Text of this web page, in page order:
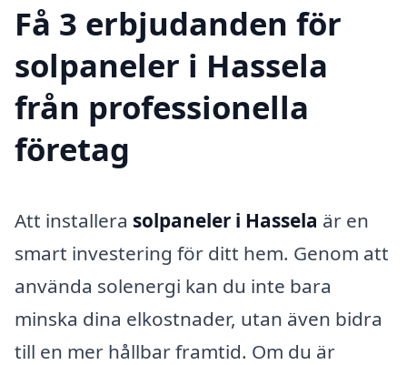
Få 3 erbjudanden för
solpaneler i Hassela
från professionella
företag
Att installera solpaneler i Hassela är en
smart investering för ditt hem. Genom att
använda solenergi kan du inte bara
minska dina elkostnader, utan även bidra
till en mer hållbar framtid. Om du är